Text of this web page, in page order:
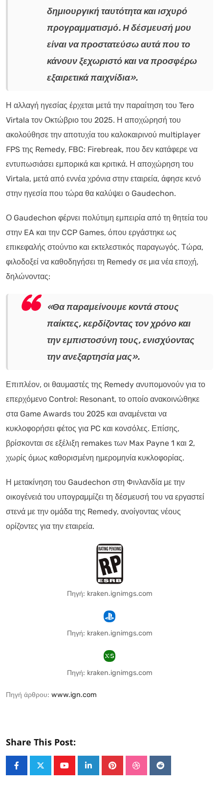
δημιουργική ταυτότητα και ισχυρό
προγραμματισμό. Η δέσμευσή μου
είναι να προστατεύσω αυτά που το
κάνουν ξεχωριστό και να προσφέρω
εξαιρετικά παιχνίδια».
Η αλλαγή ηγεσίας έρχεται μετά την παραίτηση του Tero
Virtala τον Οκτώβριο του 2025. Η αποχώρησή του
ακολούθησε την αποτυχία του καλοκαιρινού multiplayer
FPS της Remedy, FBC: Firebreak, που δεν κατάφερε να
εντυπωσιάσει εμπορικά και κριτικά. Η αποχώρηση του
Virtala, μετά από εννέα χρόνια στην εταιρεία, άφησε κενό
στην ηγεσία που τώρα θα καλύψει ο Gaudechon.
Ο Gaudechon φέρνει πολύτιμη εμπειρία από τη θητεία του
στην EA και την CCP Games, όπου εργάστηκε ως
επικεφαλής στούντιο και εκτελεστικός παραγωγός. Τώρα,
φιλοδοξεί να καθοδηγήσει τη Remedy σε μια νέα εποχή,
δηλώνοντας:
«Θα παραμείνουμε κοντά στους
παίκτες, κερδίζοντας τον χρόνο και
την εμπιστοσύνη τους, ενισχύοντας
την ανεξαρτησία μας».
Επιπλέον, οι θαυμαστές της Remedy ανυπομονούν για το
επερχόμενο Control: Resonant, το οποίο ανακοινώθηκε
στα Game Awards του 2025 και αναμένεται να
κυκλοφορήσει φέτος για PC και κονσόλες. Επίσης,
βρίσκονται σε εξέλιξη remakes των Max Payne 1 και 2,
χωρίς όμως καθορισμένη ημερομηνία κυκλοφορίας.
Η μετακίνηση του Gaudechon στη Φινλανδία με την
οικογένειά του υπογραμμίζει τη δέσμευσή του να εργαστεί
στενά με την ομάδα της Remedy, ανοίγοντας νέους
ορίζοντες για την εταιρεία.
Πηγή: kraken.ignimgs.com
Πηγή: kraken.ignimgs.com
Πηγή: kraken.ignimgs.com
Πηγή άρθρου: www.ign.com
Share This Post:
YoutubeLinkedInPinterestStumbleUpon
Reddit